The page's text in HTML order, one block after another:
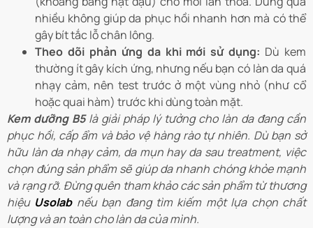
nhiều không giúp da phục hồi nhanh hơn mà có thể
gây bít tắc lỗ chân lông.
Theo dõi phản ứng da khi mới sử dụng: Dù kem
thường ít gây kích ứng, nhưng nếu bạn có làn da quá
nhạy cảm, nên test trước ở một vùng nhỏ (như cổ
hoặc quai hàm) trước khi dùng toàn mặt.
Kem dưỡng B5là giải pháp lý tưởng cho làn da đang cần
phục hồi, cấp ẩm và bảo vệ hàng rào tự nhiên. Dù bạn sở
hữu làn da nhạy cảm, da mụn hay da sau treatment, việc
chọn đúng sản phẩm sẽ giúp da nhanh chóng khỏe mạnh
và rạng rỡ. Đừng quên tham khảo các sản phẩm từ thương
hiệu Usolab nếu bạn đang tìm kiếm một lựa chọn chất
lượng và an toàn cho làn da của mình.